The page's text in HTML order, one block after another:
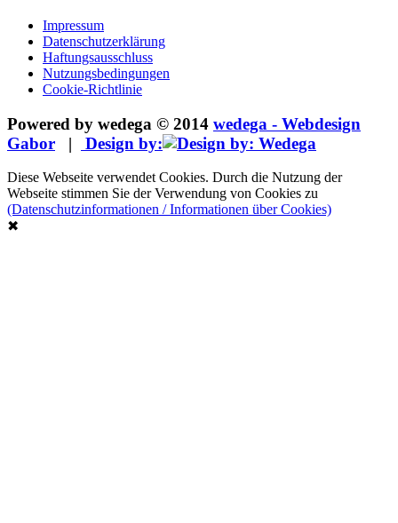
Impressum
Datenschutzerklärung
Haftungsausschluss
Nutzungsbedingungen
Cookie-Richtlinie
Powered by wedega © 2014 wedega - Webdesign
Gabor | Design by:
Diese Webseite verwendet Cookies. Durch die Nutzung der
Webseite stimmen Sie der Verwendung von Cookies zu
(Datenschutzinformationen / Informationen über Cookies)
✖